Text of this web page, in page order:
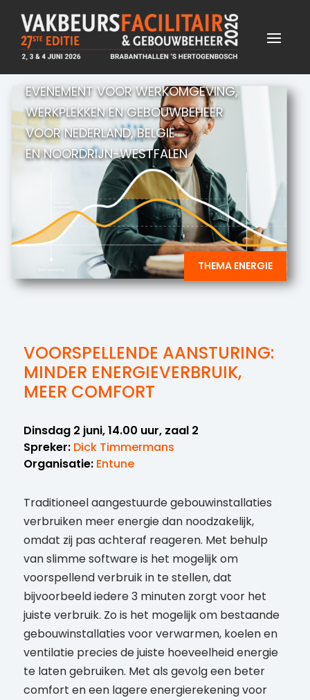
EVENEMENT VOOR WERKOMGEVING,
WERKPLEKKEN EN GEBOUWBEHEER
VOOR NEDERLAND, BELGIË
EN NOORDRIJN-WESTFALEN
THEMA ENERGIE
VOORSPELLENDE AANSTURING:
MINDER ENERGIEVERBRUIK,
MEER COMFORT
Dinsdag 2 juni, 14.00 uur, zaal 2
Spreker: Dick Timmermans
Organisatie: Entune
Traditioneel aangestuurde gebouwinstallaties
verbruiken meer energie dan noodzakelijk,
omdat zij pas achteraf reageren. Met behulp
van slimme software is het mogelijk om
voorspellend verbruik in te stellen, dat
bijvoorbeeld iedere 3 minuten zorgt voor het
juiste verbruik. Zo is het mogelijk om bestaande
gebouwinstallaties voor verwarmen, koelen en
ventilatie precies de juiste hoeveelheid energie
te laten gebruiken. Met als gevolg een beter
comfort en een lagere energierekening voor